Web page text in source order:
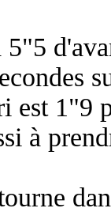
5"5
est 1"9
à